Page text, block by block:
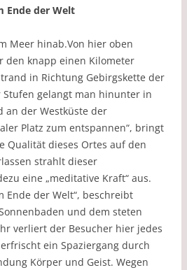
Ende der Welt
Meer hinab.Von hier oben
den knapp einen Kilometer
in Richtung Gebirgskette der
Stufen gelangt man hinunter in
an der Westküste der
Platz zum entspannen“, bringt
Qualität dieses Ortes auf den
strahlt dieser
eine „meditative Kraft“ aus.
Ende der Welt“, beschreibt
und dem steten
verliert der Besucher hier jedes
ein Spaziergang durch
Körper und Geist. Wegen